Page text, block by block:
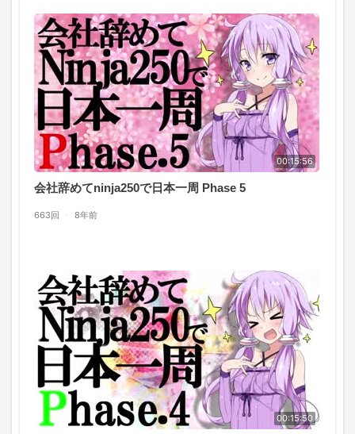
00:15:56
会社辞めてninja250で日本一周 Phase 5
663回 · 8年前
00:15:50